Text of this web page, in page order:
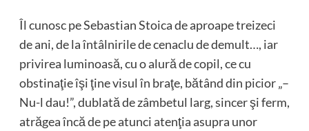
Îl cunosc pe Sebastian Stoica de aproape treizeci
de ani, de la întâlnirile de cenaclu de demult…, iar
privirea luminoasă, cu o alură de copil, ce cu
obstinaţie îşi ţine visul în braţe, bătând din picior „–
Nu-l dau!”, dublată de zâmbetul larg, sincer şi ferm,
atrăgea încă de pe atunci atenţia asupra unor